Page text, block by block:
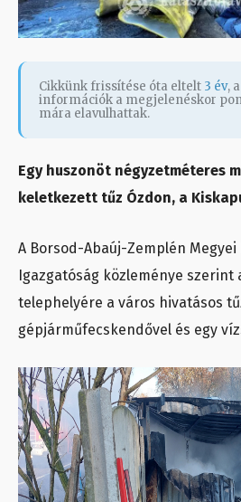
Cikkünk frissítése óta eltelt 3 év,
információk a megjelenéskor
mára elavulhattak.
Egy huszonöt négyzetméteres
keletkezett tűz Ózdon, a
A Borsod-Abaúj-Zemplén
Igazgatóság közleménye
telephelyére a város hivatásos
gépjárműfecskendővel és egy